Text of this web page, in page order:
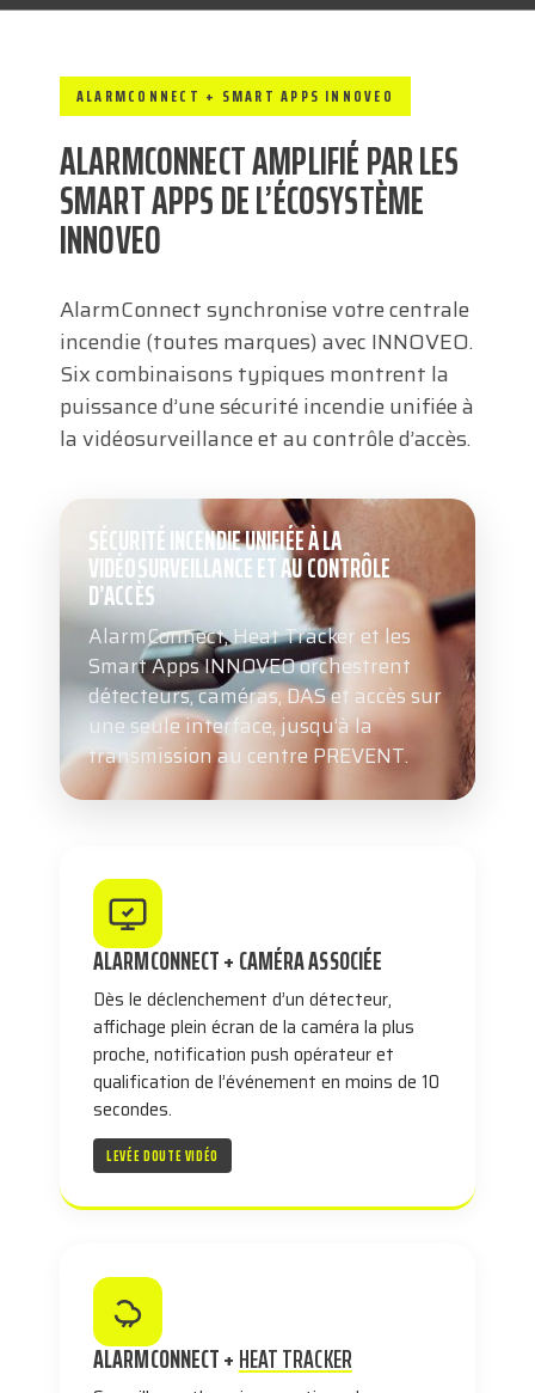
ALARMCONNECT + SMART APPS INNOVEO
ALARMCONNECT AMPLIFIÉ PAR LES
SMART APPS DE L’ÉCOSYSTÈME
INNOVEO
AlarmConnect synchronise votre centrale
incendie (toutes marques) avec INNOVEO.
Six combinaisons typiques montrent la
puissance d’une sécurité incendie unifiée à
la vidéosurveillance et au contrôle d’accès.
SÉCURITÉ INCENDIE UNIFIÉE À LA
VIDÉOSURVEILLANCE ET AU CONTRÔLE
D’ACCÈS
AlarmConnect, Heat Tracker et les
Smart Apps INNOVEO orchestrent
détecteurs, caméras, DAS et accès sur
une seule interface, jusqu’à la
transmission au centre PREVENT.
ALARMCONNECT + CAMÉRA ASSOCIÉE
Dès le déclenchement d’un détecteur,
affichage plein écran de la caméra la plus
proche, notification push opérateur et
qualification de l’événement en moins de 10
secondes.
LEVÉE DOUTE VIDÉO
ALARMCONNECT +HEAT TRACKER